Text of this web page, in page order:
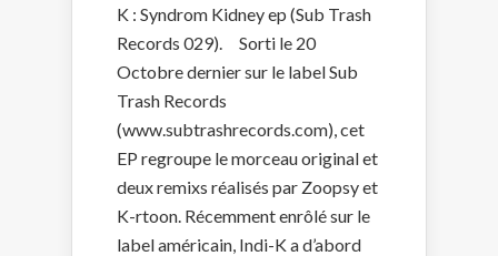
K : Syndrom Kidney ep (Sub Trash
Records 029). Sorti le 20
Octobre dernier sur le label Sub
Trash Records
(www.subtrashrecords.com), cet
EP regroupe le morceau original et
deux remixs réalisés par Zoopsy et
K-rtoon. Récemment enrôlé sur le
label américain, Indi-K a d’abord